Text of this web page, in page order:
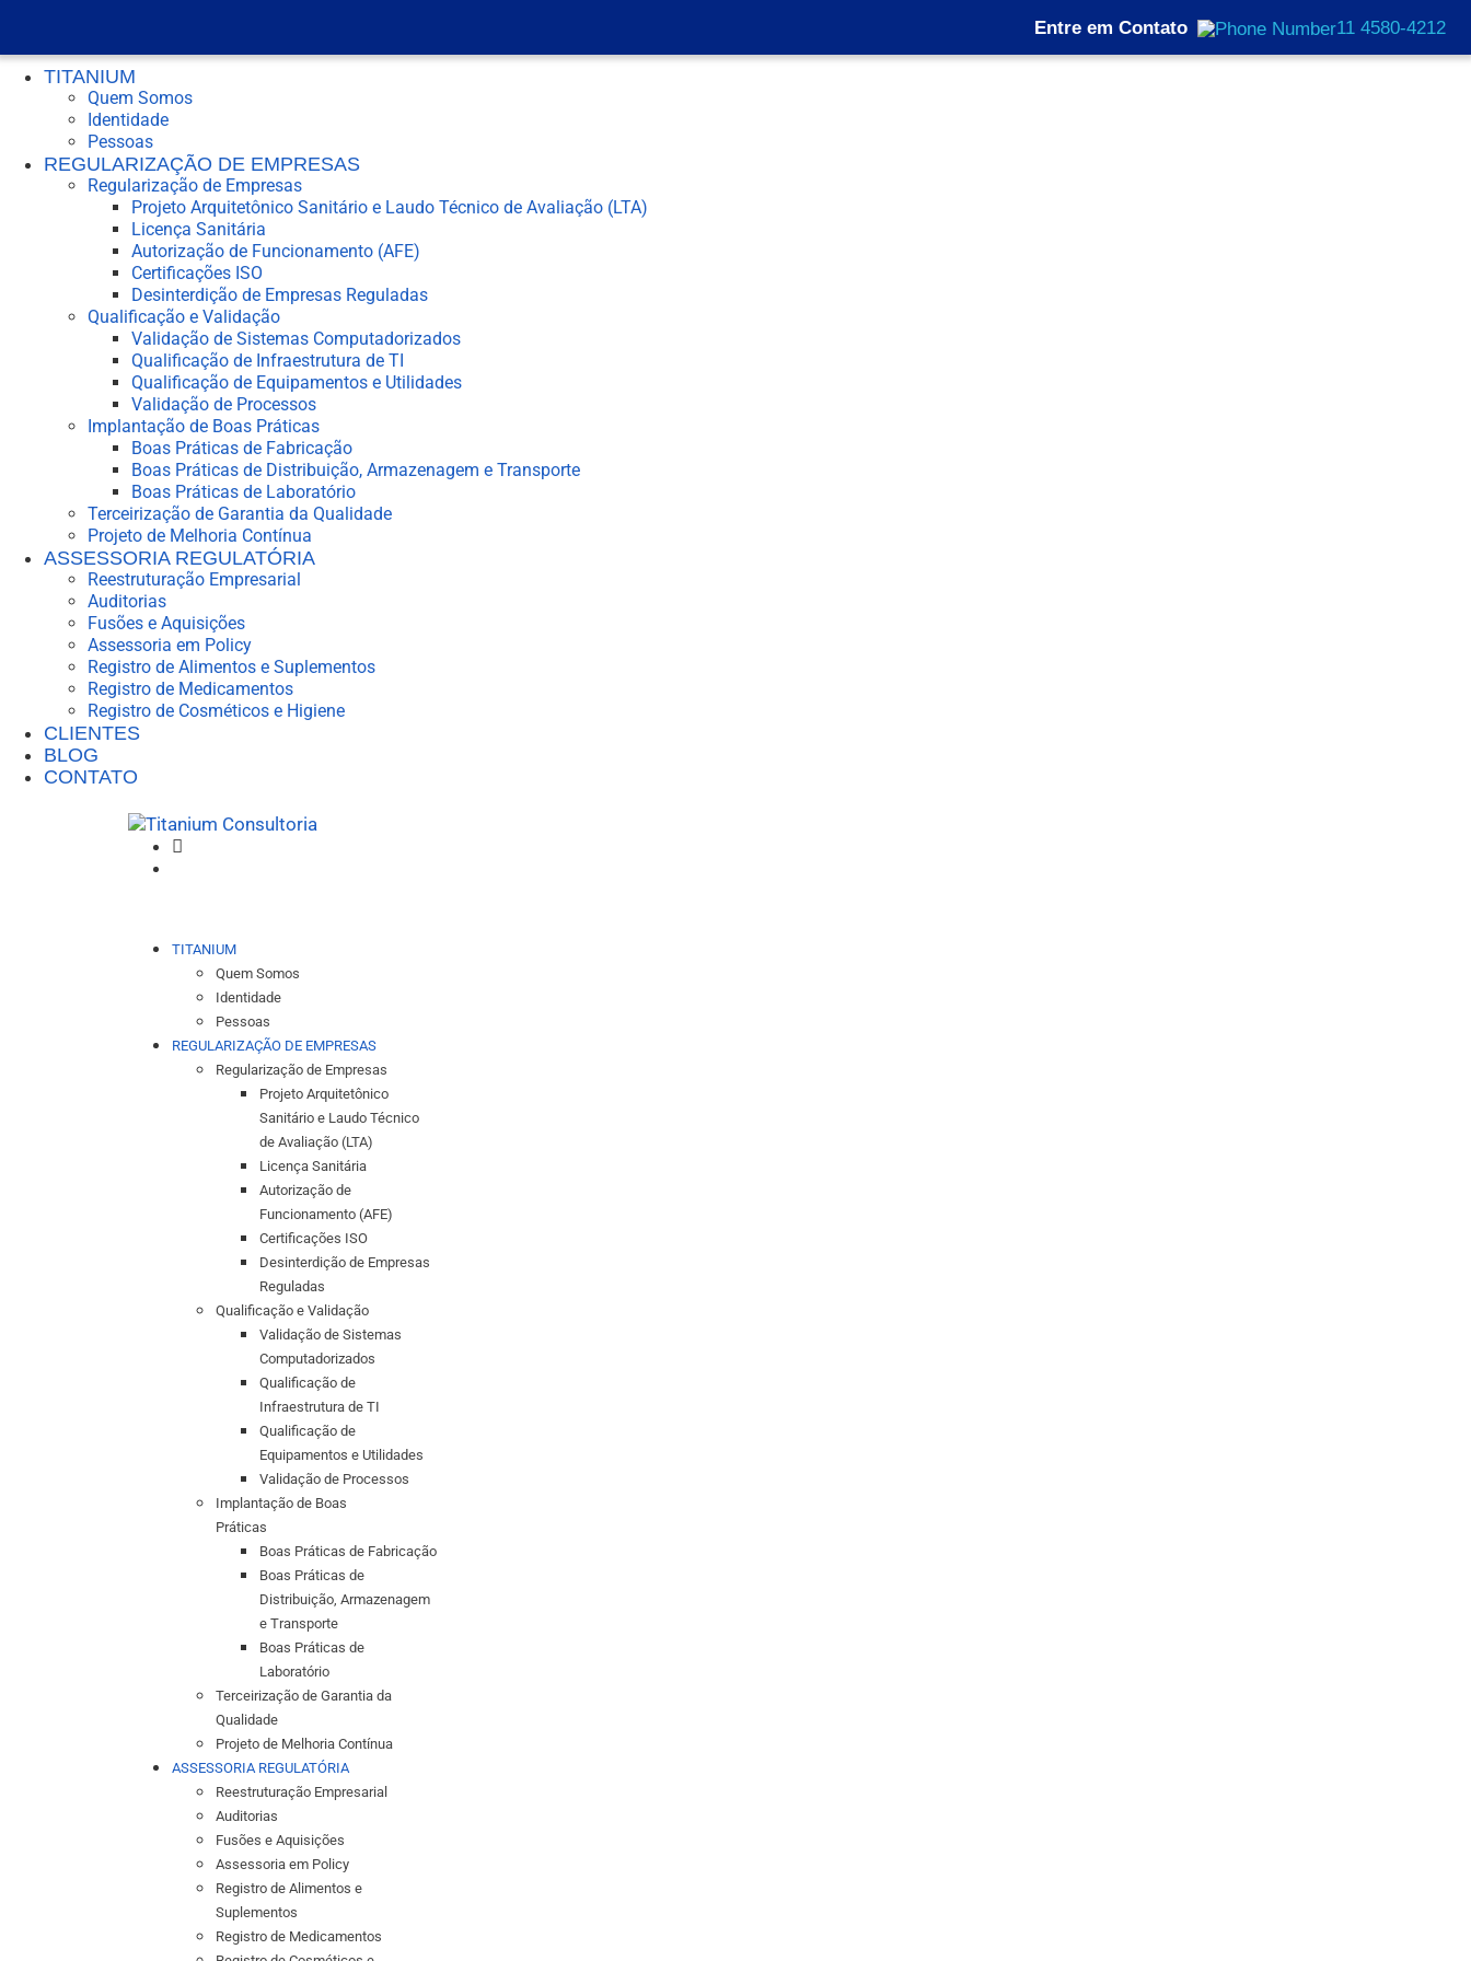
Entre em Contato 11 4580-4212
TITANIUM
Quem Somos
Identidade
Pessoas
REGULARIZAÇÃO DE EMPRESAS
Regularização de Empresas
Projeto Arquitetônico Sanitário e Laudo Técnico de Avaliação (LTA)
Licença Sanitária
Autorização de Funcionamento (AFE)
Certificações ISO
Desinterdição de Empresas Reguladas
Qualificação e Validação
Validação de Sistemas Computadorizados
Qualificação de Infraestrutura de TI
Qualificação de Equipamentos e Utilidades
Validação de Processos
Implantação de Boas Práticas
Boas Práticas de Fabricação
Boas Práticas de Distribuição, Armazenagem e Transporte
Boas Práticas de Laboratório
Terceirização de Garantia da Qualidade
Projeto de Melhoria Contínua
ASSESSORIA REGULATÓRIA
Reestruturação Empresarial
Auditorias
Fusões e Aquisições
Assessoria em Policy
Registro de Alimentos e Suplementos
Registro de Medicamentos
Registro de Cosméticos e Higiene
CLIENTES
BLOG
CONTATO
TITANIUM
Quem Somos
Identidade
Pessoas
REGULARIZAÇÃO DE EMPRESAS
Regularização de Empresas
Projeto Arquitetônico
Sanitário e Laudo Técnico
de Avaliação (LTA)
Licença Sanitária
Autorização de
Funcionamento (AFE)
Certificações ISO
Desinterdição de Empresas
Reguladas
Qualificação e Validação
Validação de Sistemas
Computadorizados
Qualificação de
Infraestrutura de TI
Qualificação de
Equipamentos e Utilidades
Validação de Processos
Implantação de Boas
Práticas
Boas Práticas de Fabricação
Boas Práticas de
Distribuição, Armazenagem
e Transporte
Boas Práticas de
Laboratório
Terceirização de Garantia da
Qualidade
Projeto de Melhoria Contínua
ASSESSORIA REGULATÓRIA
Reestruturação Empresarial
Auditorias
Fusões e Aquisições
Assessoria em Policy
Registro de Alimentos e
Suplementos
Registro de Medicamentos